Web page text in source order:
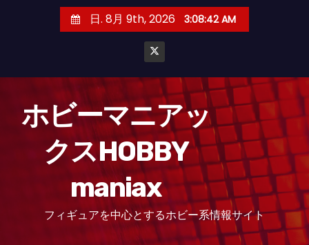
日. 8月 9th, 2026 3:08:43 AM
ホビーマニアッ
クスHOBBY
maniax
フィギュアを中心とするホビー系情報サイト